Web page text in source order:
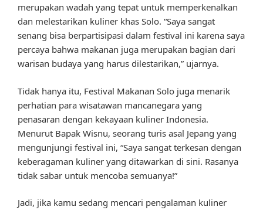
merupakan wadah yang tepat untuk memperkenalkan
dan melestarikan kuliner khas Solo. “Saya sangat
senang bisa berpartisipasi dalam festival ini karena saya
percaya bahwa makanan juga merupakan bagian dari
warisan budaya yang harus dilestarikan,” ujarnya.
Tidak hanya itu, Festival Makanan Solo juga menarik
perhatian para wisatawan mancanegara yang
penasaran dengan kekayaan kuliner Indonesia.
Menurut Bapak Wisnu, seorang turis asal Jepang yang
mengunjungi festival ini, “Saya sangat terkesan dengan
keberagaman kuliner yang ditawarkan di sini. Rasanya
tidak sabar untuk mencoba semuanya!”
Jadi, jika kamu sedang mencari pengalaman kuliner